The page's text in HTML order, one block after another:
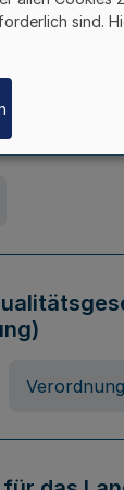
Gesetz
Geburts-
NRW
Verordnung
sind.